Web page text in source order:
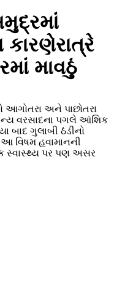
કારણેરાત્રે
માવઠું
આગોતરા અને પાછોતરા
વરસાદના પગલે આંશિક
બાદ ગુલાબી ઠંડીનો
વિષમ હવામાનની
સ્વાસ્થ્ય પર પણ અસર